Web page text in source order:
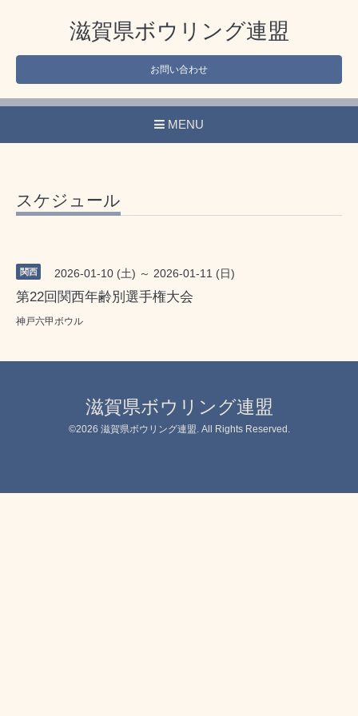
滋賀県ボウリング連盟
お問い合わせ
MENU
スケジュール
関西 2026-01-10 (土) ～ 2026-01-11 (日)
第22回関西年齢別選手権大会
神戸六甲ボウル
滋賀県ボウリング連盟
©2026 滋賀県ボウリング連盟 . All Rights Reserved.